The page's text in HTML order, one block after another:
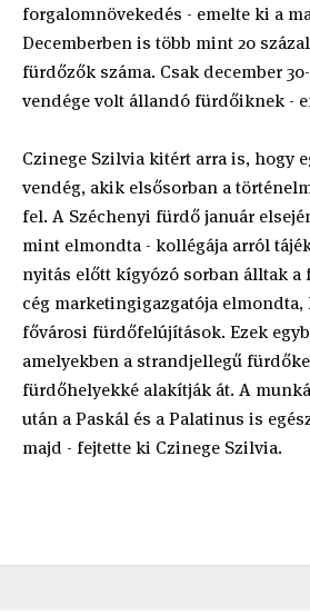
forgalomnövekedés - emelte ki a
Decemberben is több mint 20
fürdőzők száma. Csak december
vendége volt állandó fürdőiknek -
Czinege Szilvia kitért arra is, hogy
vendég, akik elsősorban a
fel. A Széchenyi fürdő január
mint elmondta - kollégája arról
nyitás előtt kígyózó sorban álltak a
cég marketingigazgatója
fővárosi fürdőfelújítások. Ezek
amelyekben a strandjellegű
fürdőhelyekké alakítják át. A
után a Paskál és a Palatinus is
majd - fejtette ki Czinege Szilvia.